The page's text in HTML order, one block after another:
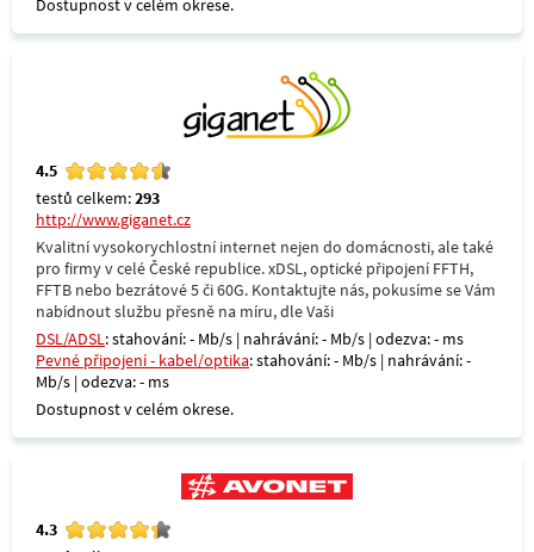
Dostupnost v celém okrese.
4.5
testů celkem:293
http://www.giganet.cz
Kvalitní vysokorychlostní internet nejen do domácnosti, ale také
pro firmy v celé České republice. xDSL, optické připojení FFTH,
FFTB nebo bezrátové 5 či 60G. Kontaktujte nás, pokusíme se Vám
nabídnout službu přesně na míru, dle Vaši
DSL/ADSL: stahování: - Mb/s | nahrávání: - Mb/s | odezva: - ms
Pevné připojení - kabel/optika: stahování: - Mb/s | nahrávání: -
Mb/s | odezva: - ms
Dostupnost v celém okrese.
4.3